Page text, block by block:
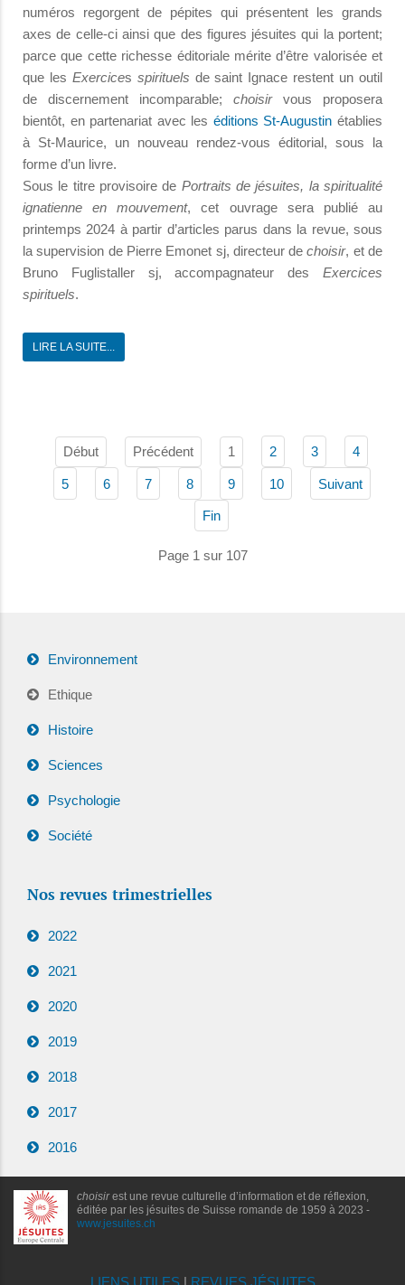
numéros regorgent de pépites qui présentent les grands
axes de celle-ci ainsi que des figures jésuites qui la portent;
parce que cette richesse éditoriale mérite d’être valorisée et
que les Exercices spirituels de saint Ignace restent un outil
de discernement incomparable; choisirvous proposera
bientôt, en partenariat avec les éditions St-Augustin établies
à St-Maurice, un nouveau rendez-vous éditorial, sous la
forme d’un livre.
Sous le titre provisoire de Portraits de jésuites, la spiritualité
ignatienne en mouvement, cet ouvrage sera publié au
printemps 2024 à partir d’articles parus dans la revue, sous
la supervision de Pierre Emonet sj, directeur dechoisir, et de
Bruno Fuglistaller sj, accompagnateur des Exercices
spirituels.
LIRE LA SUITE...
Début Précédent 1 2 3 4
5 6 7 8 9 10 Suivant
Fin
Page 1 sur 107
Environnement
Ethique
Histoire
Sciences
Psychologie
Société
Nos revues trimestrielles
2022
2021
2020
2019
2018
2017
2016
choisirest une revue culturelle d’information et de réflexion,
éditée par les jésuites de Suisse romande de 1959 à 2023 -
www.jesuites.ch
LIENS UTILES| REVUES JÉSUITES